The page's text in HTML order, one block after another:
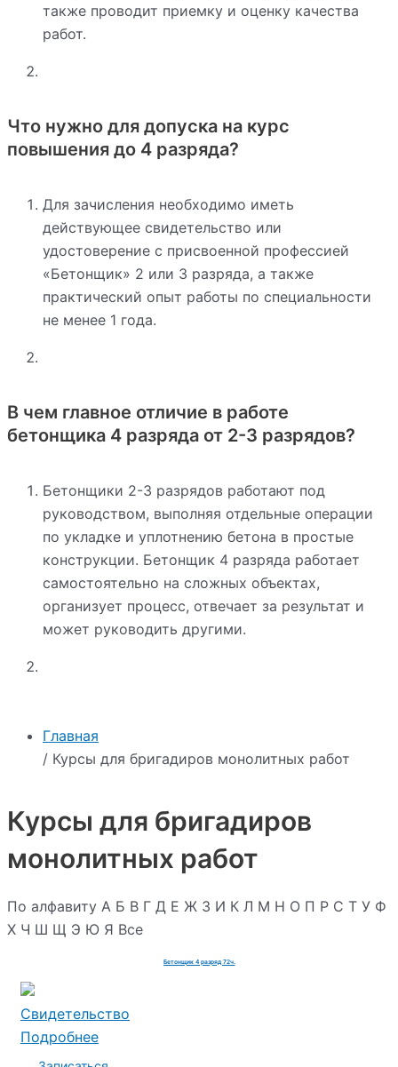
Главная
/ Курсы для бригадиров монолитных работ
Курсы для бригадиров
монолитных работ
По алфавиту А Б В Г Д Е Ж З И К Л М Н О П Р С Т У Ф
Х Ч Ш Щ Э Ю Я Все
Бетонщик 4 разряд 72ч.
Свидетельство
Подробнее
также проводит приемку и оценку качества
работ.
Что нужно для допуска на курс
повышения до 4 разряда?
Для зачисления необходимо иметь
действующее свидетельство или
удостоверение с присвоенной профессией
«Бетонщик» 2 или 3 разряда, а также
практический опыт работы по специальности
не менее 1 года.
В чем главное отличие в работе
бетонщика 4 разряда от 2-3 разрядов?
Бетонщики 2-3 разрядов работают под
руководством, выполняя отдельные операции
по укладке и уплотнению бетона в простые
конструкции. Бетонщик 4 разряда работает
самостоятельно на сложных объектах,
организует процесс, отвечает за результат и
может руководить другими.